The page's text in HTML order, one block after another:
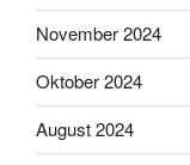
November 2024
Oktober 2024
August 2024